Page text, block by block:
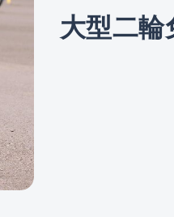
大型二